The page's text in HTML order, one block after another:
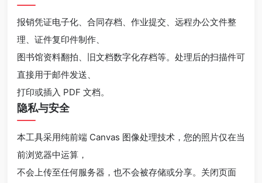
报销凭证电子化、合同存档、作业提交、远程办公文件整
理、证件复印件制作、
图书馆资料翻拍、旧文档数字化存档等。处理后的扫描件可
直接用于邮件发送、
打印或插入 PDF 文档。
隐私与安全
本工具采用纯前端 Canvas 图像处理技术，您的照片仅在当
前浏览器中运算，
不会上传至任何服务器，也不会被存储或分享。关闭页面